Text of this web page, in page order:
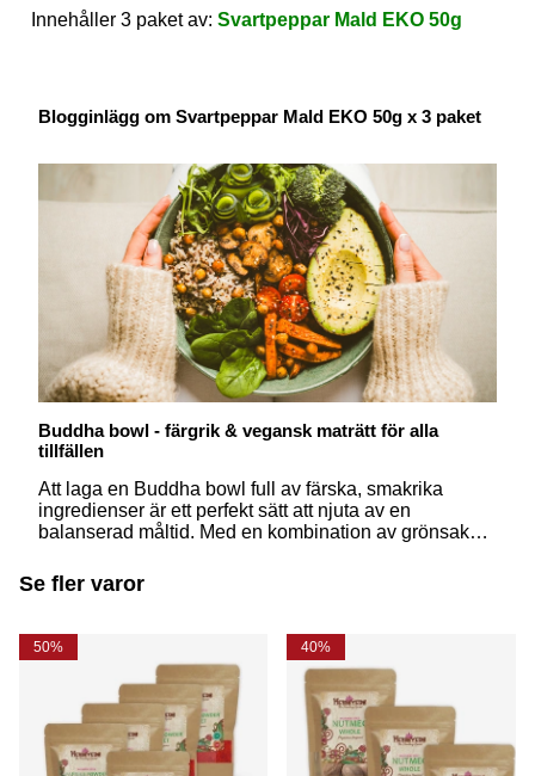
Innehåller 3 paket av: Svartpeppar Mald EKO 50g
Blogginlägg om Svartpeppar Mald EKO 50g x 3 paket
Buddha bowl - färgrik & vegansk maträtt för alla
tillfällen
Att laga en Buddha bowl full av färska, smakrika
ingredienser är ett perfekt sätt att njuta av en
balanserad måltid. Med en kombination av grönsaker,
av maträtt snabbt en favorit i köket. Läs mer!
Se fler varor
50% 40%